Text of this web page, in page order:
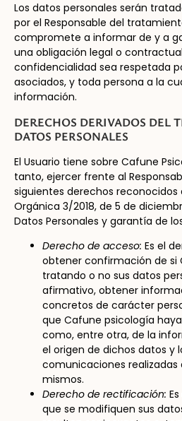
Los datos personales serán
por el Responsable del
compromete a informar de y a
una obligación legal o
confidencialidad sea respetada
asociados, y toda persona a la
información.
DERECHOS DERIVADOS DEL
DATOS PERSONALES
El Usuario tiene sobre Cafune
tanto, ejercer frente al
siguientes derechos reconocidos
Orgánica 3/2018, de 5 de
Datos Personales y garantía de
Derecho de acceso: Es el
obtener confirmación de si
tratando o no sus datos
afirmativo, obtener
concretos de carácter
que Cafune psicología
como, entre otra, de la
el origen de dichos datos y
comunicaciones realizadas
mismos.
Derecho de rectificación:
que se modifiquen sus